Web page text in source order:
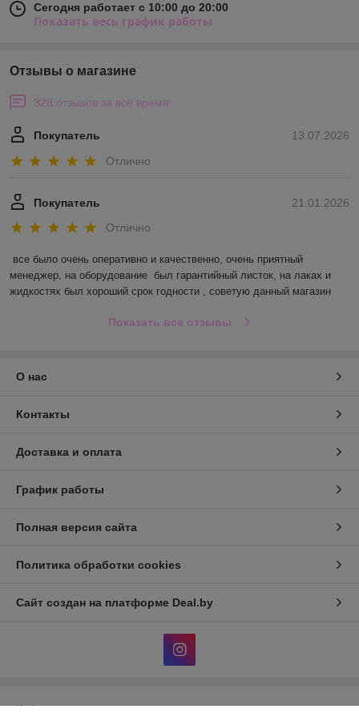
Сегодня работает с 10:00 до 20:00
Показать весь график работы
Отзывы о магазине
328 отзывов за всё время
13.07.2026
Покупатель
Отлично
21.01.2026
Покупатель
Отлично
все было очень оперативно и качественно, очень приятный
менеджер, на оборудование  был гарантийный листок, на лаках и
жидкостях был хороший срок годности , советую данный магазин
Показать все отзывы
О нас
Контакты
Доставка и оплата
График работы
Полная версия сайта
Политика обработки cookies
Сайт создан на платформе Deal.by
Информация для покупателя